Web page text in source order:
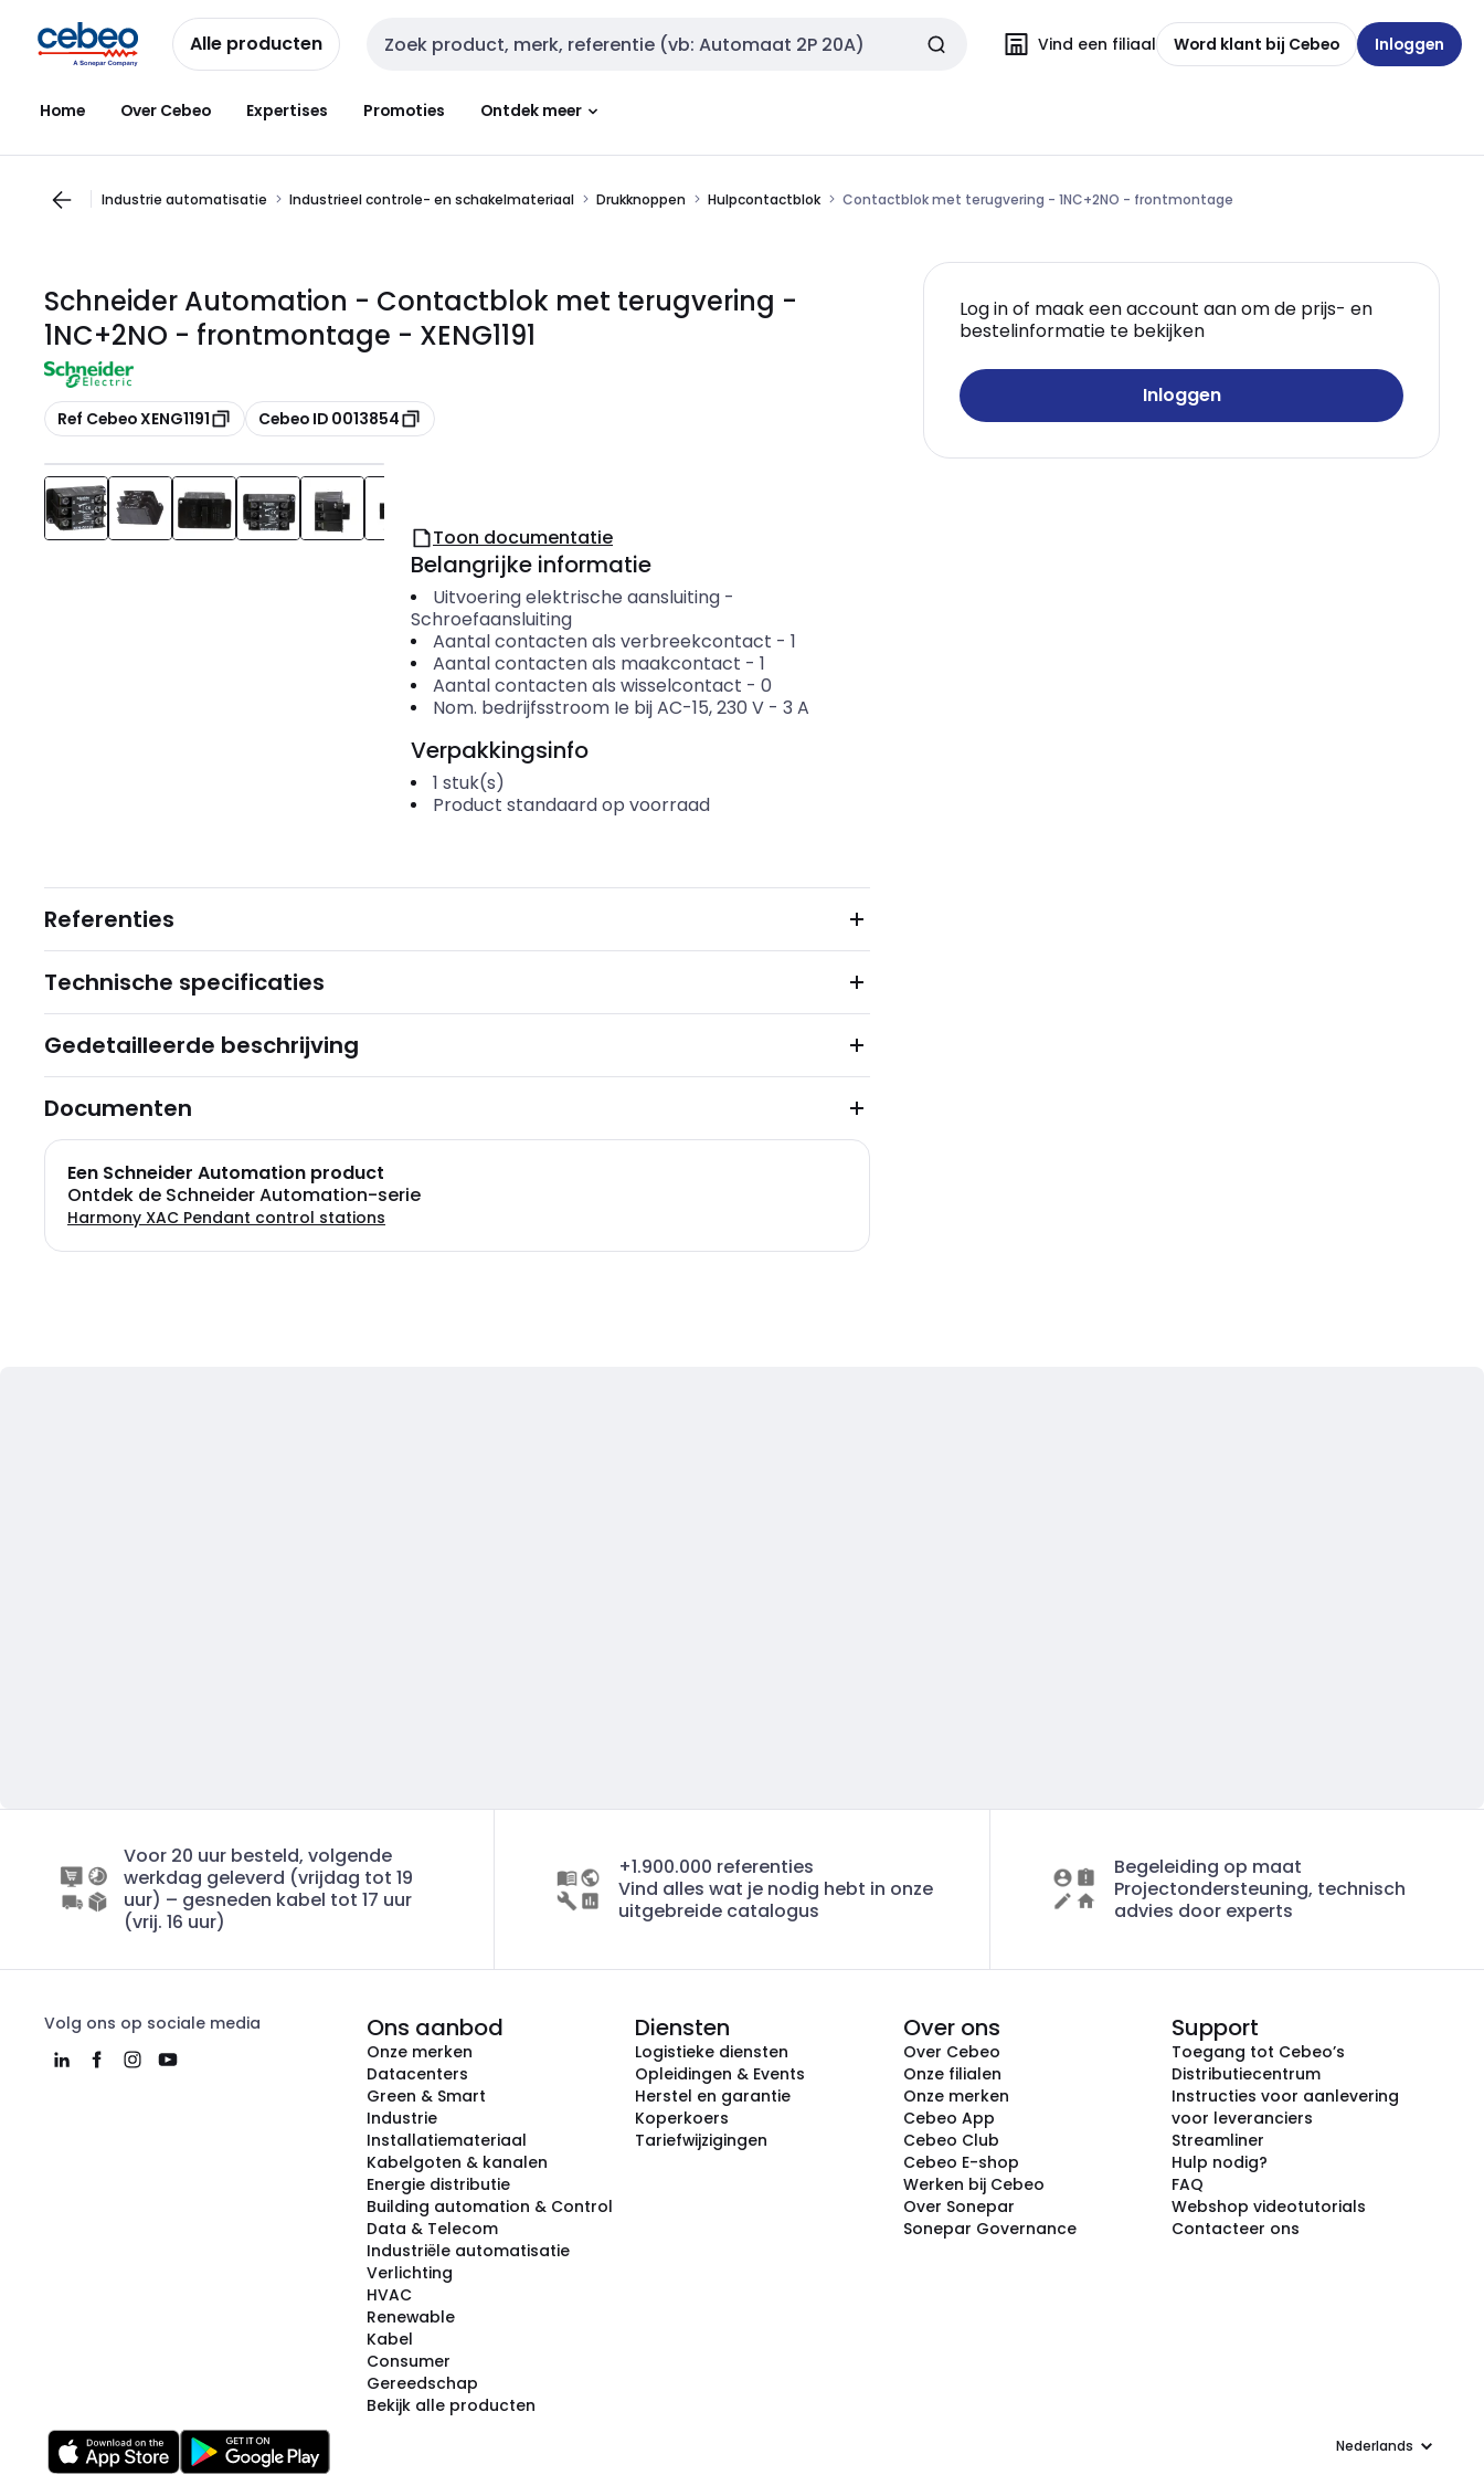
naar
navigatie
naar
inhoud
Alle producten Zoekveld invoer Vind een filiaal Word klant bij Cebeo Inloggen
Home Over Cebeo Expertises Promoties Ontdek meer
Industrie automatisatie Industrieel controle- en schakelmateriaal Drukknoppen Hulpcontactblok Contactblok met terugvering - 1NC+2NO - frontmontage
Schneider Automation - Contactblok met terugvering -
1NC+2NO - frontmontage - XENG1191
Kopiëren
Ref Cebeo XENG1191 Kopiëren
Cebeo ID 0013854
Log in of maak een account aan om de prijs- en
bestelinformatie te bekijken
Inloggen
Toon documentatie
Belangrijke informatie
Uitvoering elektrische aansluiting-
Schroefaansluiting
Aantal contacten als verbreekcontact - 1
Aantal contacten als maakcontact - 1
Aantal contacten als wisselcontact - 0
Nom. bedrijfsstroom Ie bij AC-15, 230 V- 3 A
Verpakkingsinfo
1 stuk(s)
Product standaard op voorraad
Referenties
Technische specificaties
Gedetailleerde beschrijving
Documenten
Een Schneider Automation product
Ontdek de Schneider Automation-serie
Harmony XAC Pendant control stations
Voor 20 uur besteld, volgende
werkdag geleverd (vrijdag tot 19
uur) – gesneden kabel tot 17 uur
(vrij. 16 uur)
+1.900.000 referenties
Vind alles wat je nodig hebt in onze
uitgebreide catalogus
Begeleiding op maat
Projectondersteuning, technisch
advies door experts
Volg ons op sociale media Ons aanbod
Onze merken
Datacenters
Green & Smart
Industrie
Installatiemateriaal
Kabelgoten & kanalen
Energie distributie
Building automation & Control
Data & Telecom
Industriële automatisatie
Verlichting
HVAC
Renewable
Kabel
Consumer
Gereedschap
Bekijk alle producten
Diensten
Logistieke diensten
Opleidingen & Events
Herstel en garantie
Koperkoers
Tariefwijzigingen
Over ons
Over Cebeo
Onze filialen
Onze merken
Cebeo App
Cebeo Club
Cebeo E-shop
Werken bij Cebeo
Over Sonepar
Sonepar Governance
Support
Toegang tot Cebeo’s
Distributiecentrum
Instructies voor aanlevering
voor leveranciers
Streamliner
Hulp nodig?
FAQ
Webshop videotutorials
Contacteer ons
Taal